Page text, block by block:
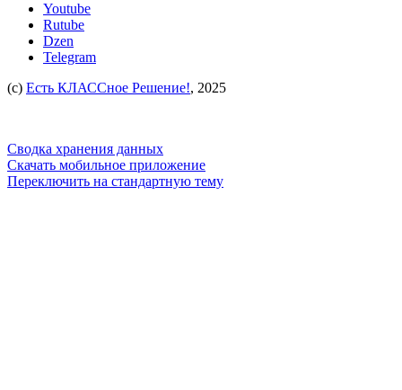
Youtube
Rutube
Dzen
Telegram
(c) Есть КЛАССное Решение!, 2025
Сводка хранения данных
Скачать мобильное приложение
Переключить на стандартную тему